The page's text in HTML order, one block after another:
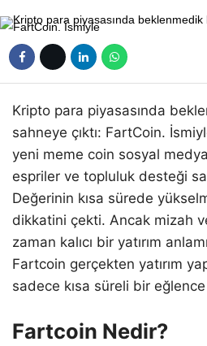
Kripto para piyasasında
sahneye çıktı: FartCoin.
yeni meme coin sosyal
espriler ve topluluk desteği
Değerinin kısa sürede
dikkatini çekti. Ancak mizah
zaman kalıcı bir yatırım
Fartcoin gerçekten yatırım
sadece kısa süreli bir
Fartcoin Nedir?